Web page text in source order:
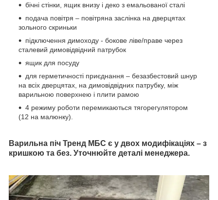
бічні стінки, ящик внизу і деко з емальованої сталі
подача повітря – повітряна заслінка на дверцятах
зольного скриньки
підключення димоходу - бокове ліве/праве через
сталевий димовідвідний патрубок
ящик для посуду
для герметичності приєднання – безазбестовий шнур
на всіх дверцятах, на димовідвідних патрубку, між
варильною поверхнею і плити рамою
4 режиму роботи перемикаються тягорегулятором
(12 на малюнку).
Варильна піч Тренд МБС є у двох модифікаціях – з
кришкою та без. Уточнюйте деталі менеджера.